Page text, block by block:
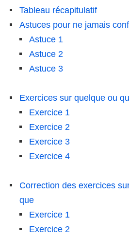
Tableau récapitulatif
Astuces pour ne jamais
Astuce 1
Astuce 2
Astuce 3
Exercices sur quelque ou
Exercice 1
Exercice 2
Exercice 3
Exercice 4
Correction des exercices
que
Exercice 1
Exercice 2